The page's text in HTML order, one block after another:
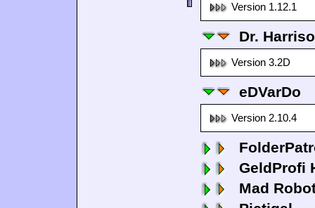
Version 1.12.1
Dr.
Version 3.2D
eDVarDo
Version 2.10.4
GeldProfi
Mad